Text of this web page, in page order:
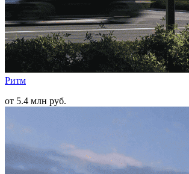
Ритм
от 5.4 млн руб.